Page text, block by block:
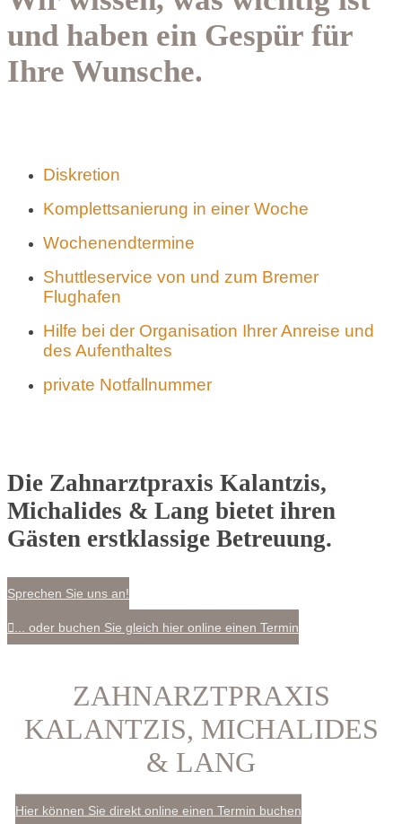
und haben ein Gespür für
Ihre Wunsche.
Diskretion
Komplettsanierung in einer Woche
Wochenendtermine
Shuttleservice von und zum Bremer
Flughafen
Hilfe bei der Organisation Ihrer Anreise und
des Aufenthaltes
private Notfallnummer
Die Zahnarztpraxis Kalantzis,
Michalides & Lang bietet ihren
Gästen erstklassige Betreuung.
Sprechen Sie uns an!
... oder buchen Sie gleich hier online einen Termin
ZAHNARZTPRAXIS
KALANTZIS, MICHALIDES
& LANG
Hier können Sie direkt online einen Termin buchen